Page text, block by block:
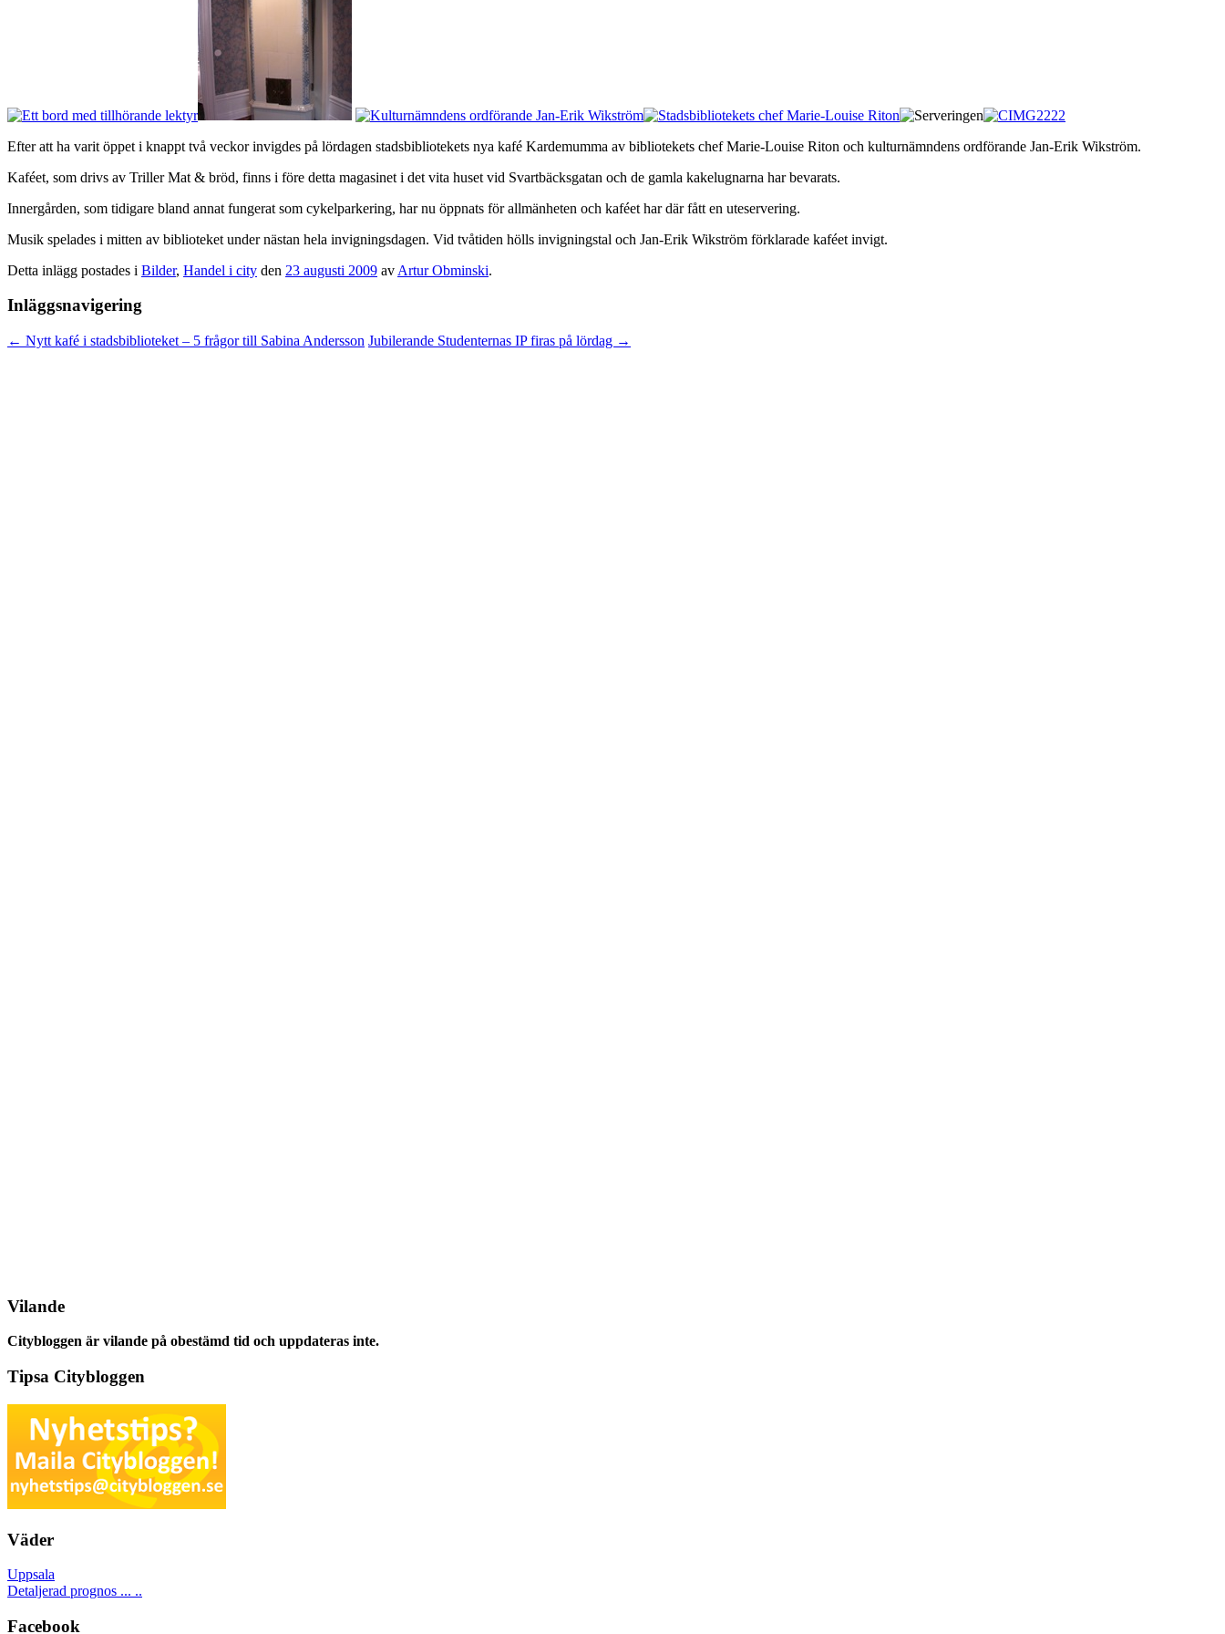
Efter att ha varit öppet i knappt två veckor invigdes på lördagen stadsbibliotekets nya kafé Kardemumma av bibliotekets chef Marie-Louise Riton och kulturnämndens ordförande Jan-Erik Wikström.
Kaféet, som drivs av Triller Mat & bröd, finns i före detta magasinet i det vita huset vid Svartbäcksgatan och de gamla kakelugnarna har bevarats.
Innergården, som tidigare bland annat fungerat som cykelparkering, har nu öppnats för allmänheten och kaféet har där fått en uteservering.
Musik spelades i mitten av biblioteket under nästan hela invigningsdagen. Vid tvåtiden hölls invigningstal och Jan-Erik Wikström förklarade kaféet invigt.
Detta inlägg postades i Bilder, Handel i city den 23 augusti 2009 av Artur Obminski.
Inläggsnavigering
← Nytt kafé i stadsbiblioteket – 5 frågor till Sabina Andersson Jubilerande Studenternas IP firas på lördag →
Vilande
Citybloggen är vilande på obestämd tid och uppdateras inte.
Tipsa Citybloggen
Väder
Uppsala
Detaljerad prognos ... ..
Facebook